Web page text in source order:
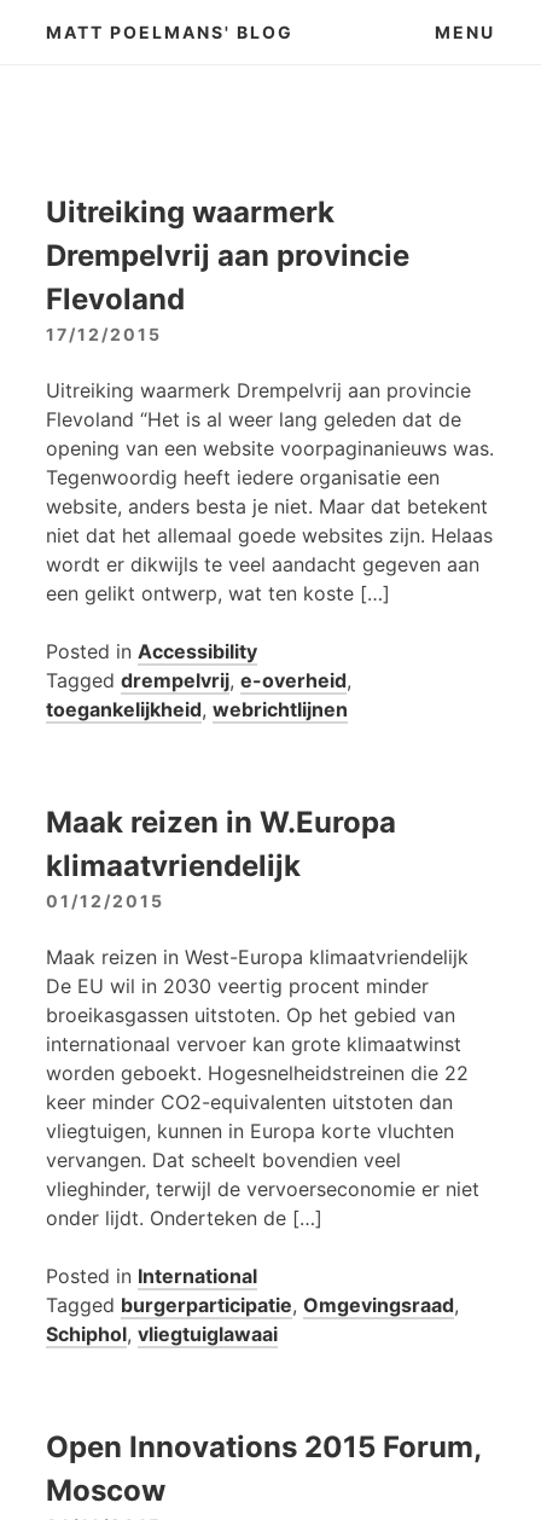
MATT POELMANS' BLOG MENU
Uitreiking waarmerk
Drempelvrij aan provincie
Flevoland
17/12/2015
Uitreiking waarmerk Drempelvrij aan provincie
Flevoland “Het is al weer lang geleden dat de
opening van een website voorpaginanieuws was.
Tegenwoordig heeft iedere organisatie een
website, anders besta je niet. Maar dat betekent
niet dat het allemaal goede websites zijn. Helaas
wordt er dikwijls te veel aandacht gegeven aan
een gelikt ontwerp, wat ten koste […]
Posted in Accessibility
Tagged drempelvrij, e-overheid,
toegankelijkheid, webrichtlijnen
Maak reizen in W.Europa
klimaatvriendelijk
01/12/2015
Maak reizen in West-Europa klimaatvriendelijk
De EU wil in 2030 veertig procent minder
broeikasgassen uitstoten. Op het gebied van
internationaal vervoer kan grote klimaatwinst
worden geboekt. Hogesnelheidstreinen die 22
keer minder CO2-equivalenten uitstoten dan
vliegtuigen, kunnen in Europa korte vluchten
vervangen. Dat scheelt bovendien veel
vlieghinder, terwijl de vervoerseconomie er niet
onder lijdt. Onderteken de […]
Posted in International
Tagged burgerparticipatie, Omgevingsraad,
Schiphol, vliegtuiglawaai
Open Innovations 2015 Forum,
Moscow